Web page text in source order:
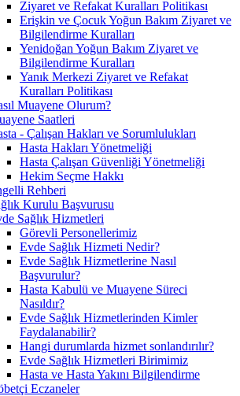
Ziyaret ve Refakat Kuralları Politikası
Erişkin ve Çocuk Yoğun Bakım Ziyaret ve
Bilgilendirme Kuralları
Yenidoğan Yoğun Bakım Ziyaret ve
Bilgilendirme Kuralları
Yanık Merkezi Ziyaret ve Refakat
Kuralları Politikası
Muayene Olurum?
Saatleri
- Çalışan Hakları ve Sorumlulukları
Hasta Hakları Yönetmeliği
Hasta Çalışan Güvenliği Yönetmeliği
Hekim Seçme Hakkı
Rehberi
Kurulu Başvurusu
Sağlık Hizmetleri
Görevli Personellerimiz
Evde Sağlık Hizmeti Nedir?
Evde Sağlık Hizmetlerine Nasıl
Başvurulur?
Hasta Kabulü ve Muayene Süreci
Nasıldır?
Evde Sağlık Hizmetlerinden Kimler
Faydalanabilir?
Hangi durumlarda hizmet sonlandırılır?
Evde Sağlık Hizmetleri Birimimiz
Hasta ve Hasta Yakını Bilgilendirme
Eczaneler